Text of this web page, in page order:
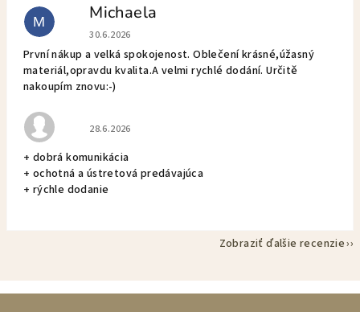
M Michaela
Hodnotenie obchodu je 5 z 5 hviezdičiek.
30.6.2026
První nákup a velká spokojenost. Oblečení krásné,úžasný
materiál,opravdu kvalita.A velmi rychlé dodání. Určitě
nakoupím znovu:-)
Hodnotenie obchodu je 5 z 5 hviezdičiek.
28.6.2026
+ dobrá komunikácia
+ ochotná a ústretová predávajúca
+ rýchle dodanie
Zobraziť ďalšie recenzie